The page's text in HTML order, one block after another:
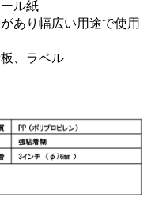
ル紙
あり幅広い用途で使用
、ラベル